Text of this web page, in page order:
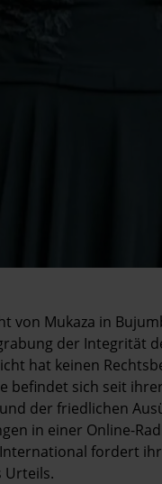
von Mukaza in
der Integrität
hat keinen
befindet sich seit
der friedlichen
in einer Online-
fordert
Urteils.